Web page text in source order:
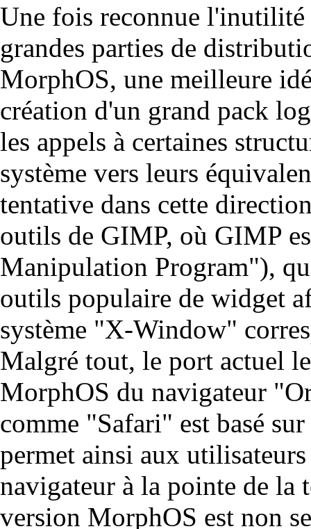
Une fois reconnue l'inutilité
grandes parties de
MorphOS, une meilleure
création d'un grand pack
les appels à certaines
système vers leurs
tentative dans cette
outils de GIMP, où GIMP
Manipulation Program"),
outils populaire de widget
système "X-Window"
Malgré tout, le port actuel
MorphOS du navigateur
comme "Safari" est basé
permet ainsi aux
navigateur à la pointe de la
version MorphOS est non